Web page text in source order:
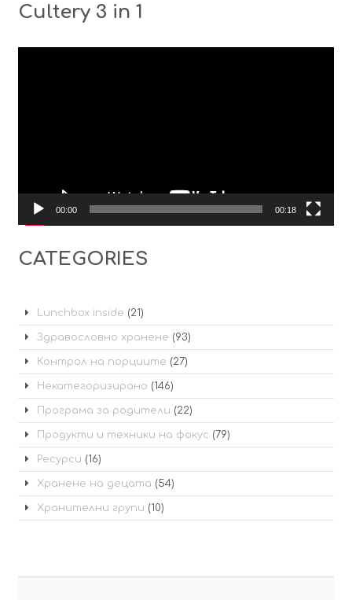
Cultery 3 in 1
00:00 00:18
CATEGORIES
Lunchbox inside (21)
Здравословно хранене (93)
Контрол на порциите (27)
Некатегоризирано (146)
Програма за родители (22)
Продукти и техники на фокус (79)
Ресурси (16)
Хранене на децата (54)
Хранителни групи (10)